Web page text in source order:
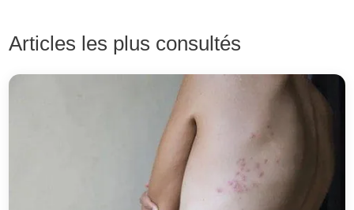
Articles les plus consultés